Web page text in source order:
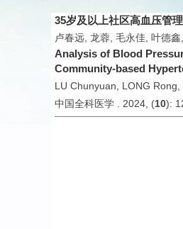
35岁及以上社区高血压管
卢春远, 龙蓉, 毛永佳, 叶德
Analysis of Blood
Community-based
LU Chunyuan, LONG
中国全科医学 . 2024, (10):